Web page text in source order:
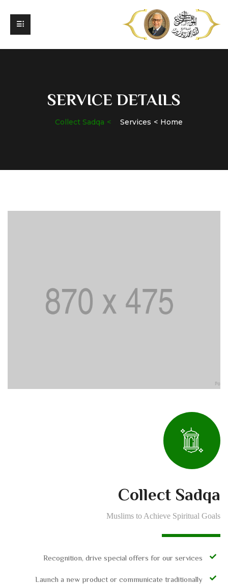
SERVICE DETAILS
Home
Services
Collect Sadqa
Collect Sadqa
Muslims to Achieve Spiritual Goals
Recognition, drive special offers for our services
Launch a new product or communicate traditionally